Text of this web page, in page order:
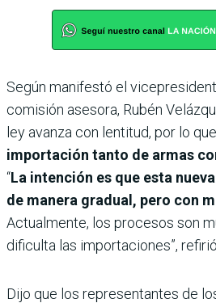
Según manifestó el
comisión asesora, Rubén
ley avanza con lentitud, por lo que
importación tanto de armas
“La intención es que esta
de manera gradual, pero con
Actualmente, los procesos son
dificulta las importaciones”, refirió.
Dijo que los representantes de